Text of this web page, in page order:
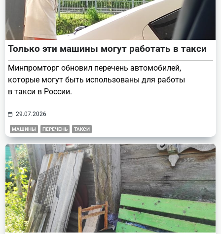
Только эти машины могут работать в такси
Минпромторг обновил перечень автомобилей,
которые могут быть использованы для работы
в такси в России.
29.07.2026
МАШИНЫ ПЕРЕЧЕНЬ ТАКСИ